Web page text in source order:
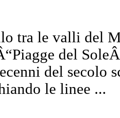
tra le valli del
del
del secolo
le linee ...